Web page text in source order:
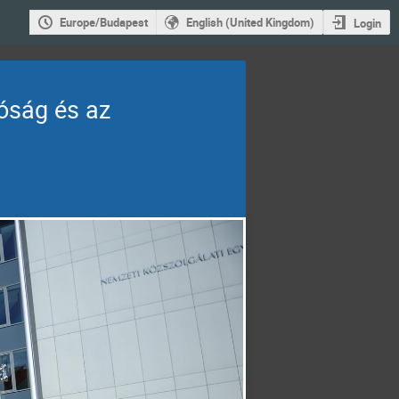
Europe/Budapest English (United Kingdom) Login
és az